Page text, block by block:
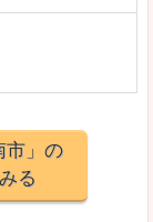
市」の
る